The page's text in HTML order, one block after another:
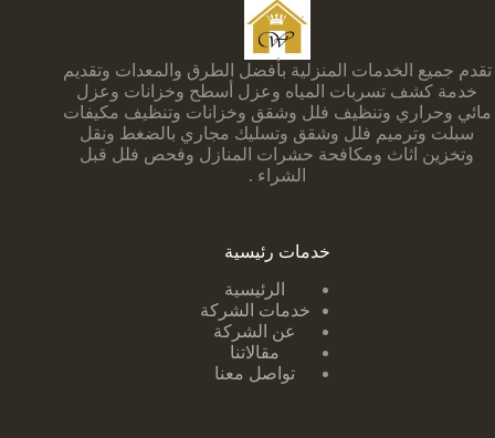
تقدم جميع الخدمات المنزلية بأفضل الطرق والمعدات وتقديم
خدمة كشف تسربات المياه وعزل أسطح وخزانات وعزل
مائي وحراري وتنظيف فلل وشقق وخزانات وتنظيف مكيفات
سبلت وترميم فلل وشقق وتسليك مجاري بالضغط ونقل
وتخزين اثاث ومكافحة حشرات المنازل وفحص فلل قبل
الشراء .
خدمات رئيسية
الرئيسية
خدمات الشركة
عن الشركة
مقالاتنا
تواصل معنا